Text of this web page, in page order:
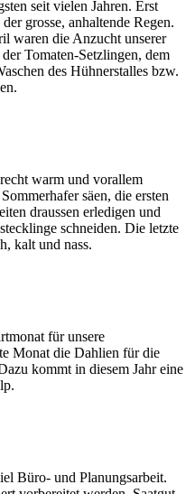
seit vielen Jahren. Erst
grosse, anhaltende Regen.
waren die Anzucht unserer
Tomaten-Setzlingen, dem
des Hühnerstalles bzw.
warm und vorallem
säen, die ersten
draussen erledigen und
schneiden. Die letzte
kalt und nass.
für unsere
Monat die Dahlien für die
kommt in diesem Jahr eine
Büro- und Planungsarbeit.